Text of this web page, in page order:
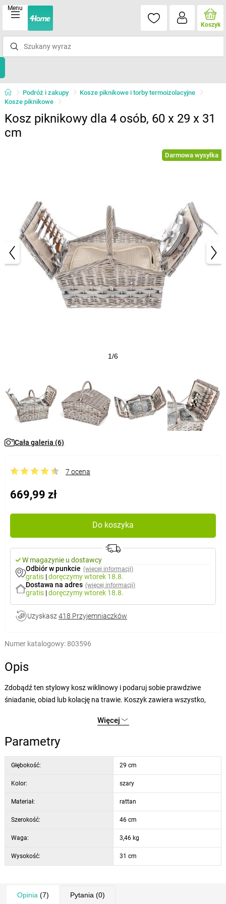
Menu
Koszyk
Podróż i zakupy
Kosze piknikowe i torby termoizolacyjne
Kosze piknikowe
Kosz piknikowy dla 4 osób, 60 x 29 x 31
cm
Darmowa wysyłka
1/6
Cała galeria (6)
7 ocena
669,99 zł
Do koszyka
W magazynie u dostawcy
Odbiór w punkcie (więcej informacji)
gratis |doręczymywtorek 18.8.
Dostawa na adres (więcej informacji)
gratis |doręczymywtorek 18.8.
Uzyskasz 418 Przyjemniaczków
Numer katalogowy: 803596
Opis
Zdobądź ten stylowy kosz wiklinowy i podaruj sobie prawdziwe
śniadanie, obiad lub kolację na trawie. Koszyk zawiera wszystko,
sposób będziesz cieszyć się wspaniałymi chwilami z rodziną lub
przyjaciółmi.
solniczka
4x kieliszki do wina o pojemności 100 ml
Więcej
Parametry
Głębokość: 29 cm
Kolor: szary
Materiał: rattan
Szerokość: 46 cm
Waga: 3,46 kg
Wysokość: 31 cm
Opinia (7) Pytania (0)